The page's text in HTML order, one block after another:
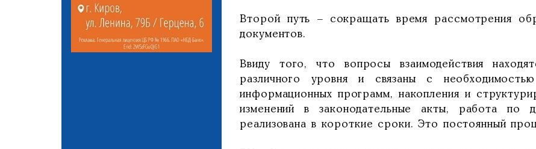
Второй путь – сокращать время рассмотрения
документов.
Ввиду того, что вопросы взаимодействия
различного уровня и связаны с
информационных программ, накопления и
изменений в законодательные акты, работа по
реализована в короткие сроки. Это постоянный